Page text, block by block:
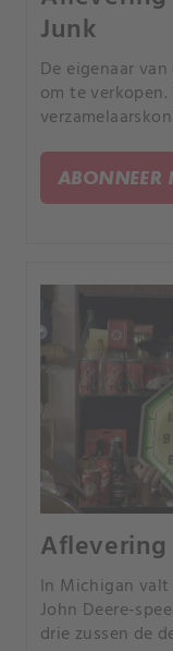
Junk
De eigenaar
om te
ABONNEER
Aflevering
In Michigan valt
John Deere-
drie zussen de